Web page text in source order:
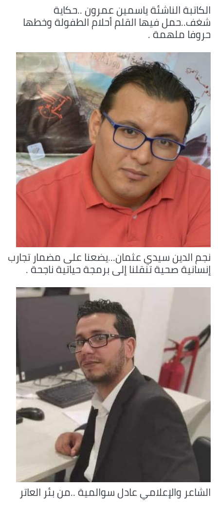
الكاتبة الناشئة ياسمين عمرون ..حكاية
شغف..حمل فيها القلم أحلام الطفولة وخطها
حروفا ملهمة .
نجم الدين سيدي عثمان...يضعنا على مضمار تجارب
إنسانية صحية تنقلنا إلى برمجة حياتية ناجحة .
الشاعر والإعلامي عادل سوالمية ..من بئر العاتر